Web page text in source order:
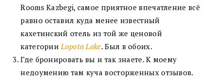
Rooms Kazbegi, самое приятное впечатление всё
равно оставил куда менее известный
кахетинский отель из той же ценовой
категорииLopota Lake. Был в обоих.
Где бронировать вы и так знаете. К моему
недоумению там куча восторженных отзывов.